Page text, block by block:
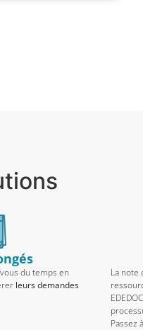
du temps en
leurs demandes
La note
Passez